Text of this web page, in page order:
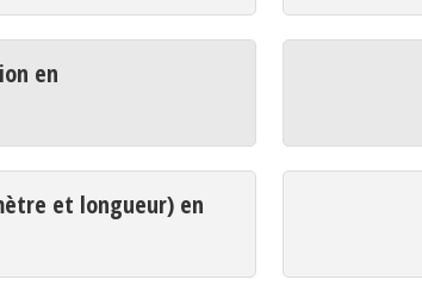
en
et longueur) en